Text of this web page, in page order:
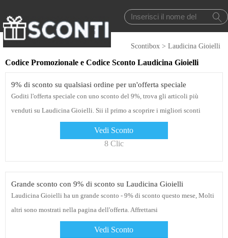
Scontibox > Laudicina Gioielli
Codice Promozionale e Codice Sconto Laudicina Gioielli
9% di sconto su qualsiasi ordine per un'offerta speciale
Goditi l'offerta speciale con uno sconto del 9%, trova gli articoli più
venduti su Laudicina Gioielli. Sii il primo a scoprire i migliori sconti
Vedi Sconto
8 Clic
Grande sconto con 9% di sconto su Laudicina Gioielli
Laudicina Gioielli ha un grande sconto - 9% di sconto questo mese, Molti
altri sono mostrati nella pagina dell'offerta. Affrettarsi
Vedi Sconto